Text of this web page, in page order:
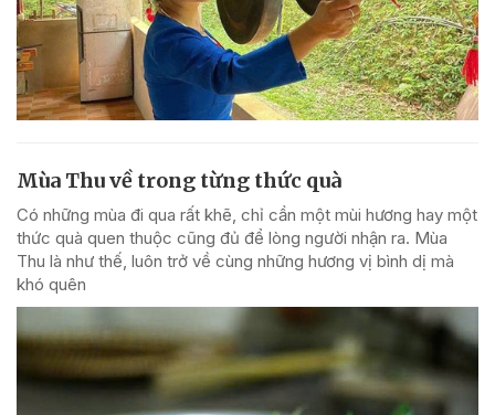
Mùa Thu về trong từng thức quà
Có những mùa đi qua rất khẽ, chỉ cần một mùi hương hay một
thức quà quen thuộc cũng đủ để lòng người nhận ra. Mùa
Thu là như thế, luôn trở về cùng những hương vị bình dị mà
khó quên